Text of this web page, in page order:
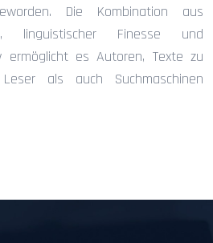
Die Kombination aus
linguistischer Finesse und
ermöglicht es Autoren, Texte zu
als auch Suchmaschinen